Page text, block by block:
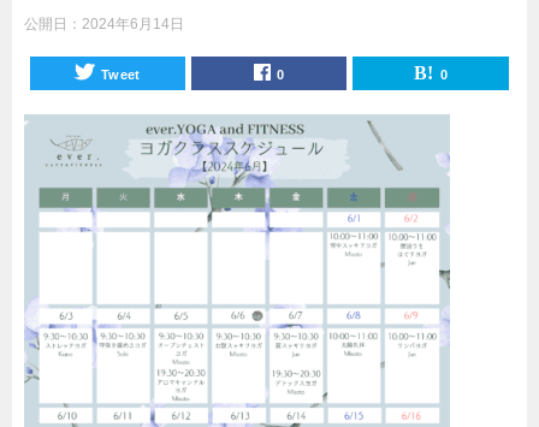
公開日： 2024年6月14日
Tweet 0 0